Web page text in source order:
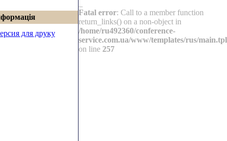
для друку
Fatal error: Call to a member function
return_links() on a non-object in
/home/ru492360/conference-
service.com.ua/www/templates/rus/main.tpl
on line 257